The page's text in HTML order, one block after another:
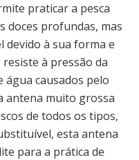
praticar a pesca
doces profundas, mas
devido à sua forma e
à pressão da
causados pelo
antena muito grossa
de todos os tipos,
esta antena
para a prática de